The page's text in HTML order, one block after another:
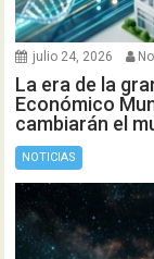
julio 24, 2026
La era de la
Económico
cambiarán el
NOTICIAS